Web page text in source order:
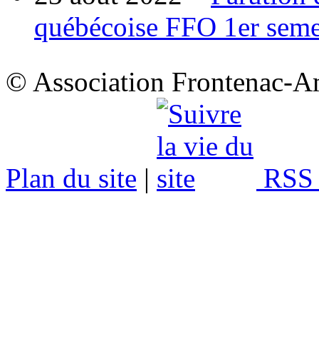
québécoise FFO 1er
© Association Frontenac-
Plan du site |